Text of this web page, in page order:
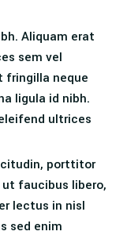
Aliquam erat
sem vel
fringilla neque
ligula id nibh.
ultrices
porttitor
faucibus libero,
lectus in nisl
sed enim